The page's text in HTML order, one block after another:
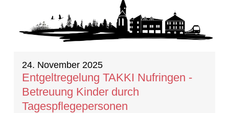
24. November 2025
Entgeltregelung TAKKI Nufringen -
Betreuung Kinder durch
Tagespflegepersonen